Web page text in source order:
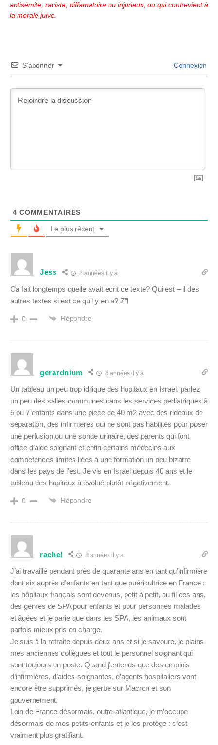
antisémite, raciste, diffamatoire ou injurieux, ou qui contrevient à
la morale juive.
S’abonner Connexion
4 COMMENTAIRES
Le plus récent
Jess 8 années il y a
Ca fait longtemps quelle avait ecrit ce texte? Qui est – il des
autres textes si est ce quil y en a? Z”l
0 Répondre
gerardnium 8 années il y a
Un tableau un peu trop idilique des hopitaux en Israël, parlez
un peu des salles communes dans les services pediatriques à
5 ou 7 enfants dans une piece de 40 m2 avec des rideaux de
séparation, des infirmieres qui ne sont pas habilités pour poser
une perfusion ou une sonde urinaire, des parents qui font
office d’aide soignant et enfin certains médecins aux
competences limites liées à une formation un peu bizarre
dans les pays de l’est. Je vis en Israël depuis 40 ans et le
tableau des hopitaux à évolué plutôt négativement.
0 Répondre
rachel 8 années il y a
J’ai travaillé pendant près de quarante ans en tant qu’infirmière
dont six auprès d’enfants en tant que puéricultrice en France :
les hôpitaux français sont devenus, petit à petit, au fil des ans,
des genres de SPA pour enfants et pour personnes malades
et âgées et je parie que dans les SPA, les animaux sont
parfois mieux pris en charge.
Je suis à la retraite depuis deux ans et si je savoure, je plains
mes anciennes collègues et tout le personnel soignant qui
sont toujours en poste. Quand j’entends que des emplois
d’infirmières, d’aides-soignantes, d’agents hospitaliers vont
encore être supprimés, je gerbe sur Macron et son
gouvernement.
Loin de France désormais, outre-atlantique, je m’occupe
désormais de mes petits-enfants et je les protège : c’est
vraiment plus gratifiant.